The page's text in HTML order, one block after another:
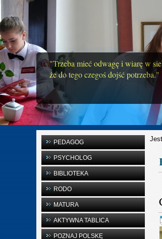
"Trzeba mieć odwagę i wiarę w
że do tego czegoś dojść potrzeba."
PEDAGOG
PSYCHOLOG
BIBLIOTEKA
RODO
MATURA
AKTYWNA TABLICA
POZNAJ POLSKĘ